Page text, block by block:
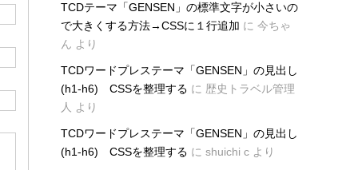
TCDテーマ「GENSEN」の標準文字が小さいの
で大きくする方法→CSSに１行追加 に 今ちゃ
ん より
TCDワードプレステーマ「GENSEN」の見出し
(h1-h6) CSSを整理する に 歴史トラベル管理
人 より
TCDワードプレステーマ「GENSEN」の見出し
(h1-h6) CSSを整理する に shuichi c より